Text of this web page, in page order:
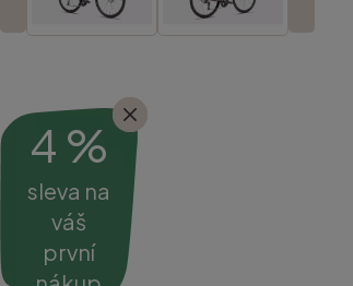
4 %
sleva na
váš
první